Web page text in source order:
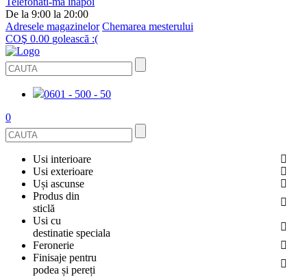
De la 9:00 la 20:00
Adresele magazinelor Chemarea mesterului
COŞ 0.00 golească :(
0601 - 500 - 50
0
Usi interioare
FURNIRUITE
SMALT
Usi exterioare
USI METALICE
PENTRU APARTAMENT
PENTRU CASA
Uși ascunse
OGLINDIT
GRESIE PORȚELANATĂ
Produs din
sticlă
BALUSTRADE ȘI TREPTE
CABINE DE DUȘ ȘI PEREȚI DESPĂRȚITORI
Usi cu
destinatie speciala
USI ANTIFOC (ANTIINCENDIU)
Feronerie
ACCESORII
Finisaje pentru
podea și pereți